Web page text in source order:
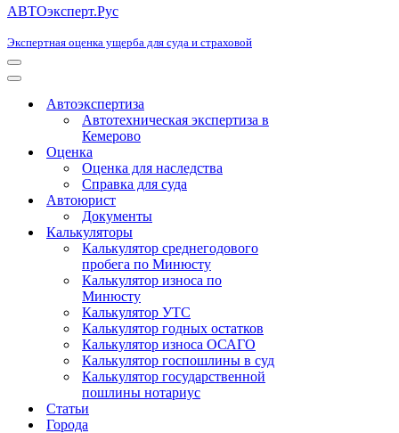
АВТОэксперт.Рус
Экспертная оценка ущерба для суда и страховой
Меню
навигации
Меню
навигацииАвтоэкспертиза
Автотехническая экспертиза в
Кемерово
Оценка
Оценка для наследства
Справка для суда
Автоюрист
Документы
Калькуляторы
Калькулятор среднегодового
пробега по Минюсту
Калькулятор износа по
Минюсту
Калькулятор УТС
Калькулятор годных остатков
Калькулятор износа ОСАГО
Калькулятор госпошлины в суд
Калькулятор государственной
пошлины нотариус
Статьи
Города